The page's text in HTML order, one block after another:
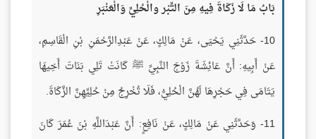
بَابُ مَا لَا زَكَاةَ فِيهِ مِنَ التِّبْر والْحُلِيِّ وَالْعَنْبَرِ
10- حَدَّثَنِي يَحْيَى، عَنْ مَالِكٍ، عَنْ عَبْدِالرَّحْمَنِ بْنِ الْقَاسِمِ،
عَنْ أَبِيهِ: أَنَّ عَائِشَةَ زَوْجَ النَّبِيِّ ﷺ كَانَتْ تَلِي بَنَاتَ أَخِيهَا
يَتَامَى فِي حَجْرِهَا لَهُنَّ الْحُلِيُّ، فَلَا تُخْرِجُ مِنْ حُلِيِّهِنَّ الزَّكَاةَ.
11- وَحَدَّثَنِي عَنْ مَالِكٍ، عَنْ نَافِعٍ: أَنَّ عَبْدَاللَّهِ بْنَ عُمَرَ كَانَ